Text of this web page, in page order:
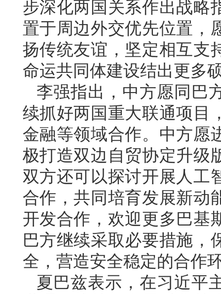
步深化两国关系作出战略
置于周边外交优先位置，
扬传统友谊，坚定相互支
命运共同体建设结出更多
李强指出，中方愿同巴
续抓好两国重大联通项目
金融等领域合作。中方愿
极打造双边自贸协定升级
双方还可以探讨开展人工
合作，共同培育发展新动
开发合作，欢迎更多巴基
巴方继续采取必要措施，
全，营造安全稳定的合作
夏巴兹表示，在习近平